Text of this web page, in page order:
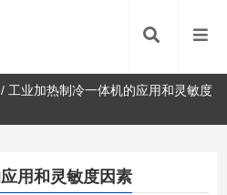
/ 工业加热制冷一体机的应用和灵敏度
用和灵敏度因素